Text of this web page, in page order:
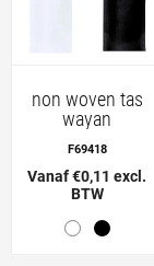
non woven tas
wayan
F69418
Vanaf €0,11 excl.
BTW